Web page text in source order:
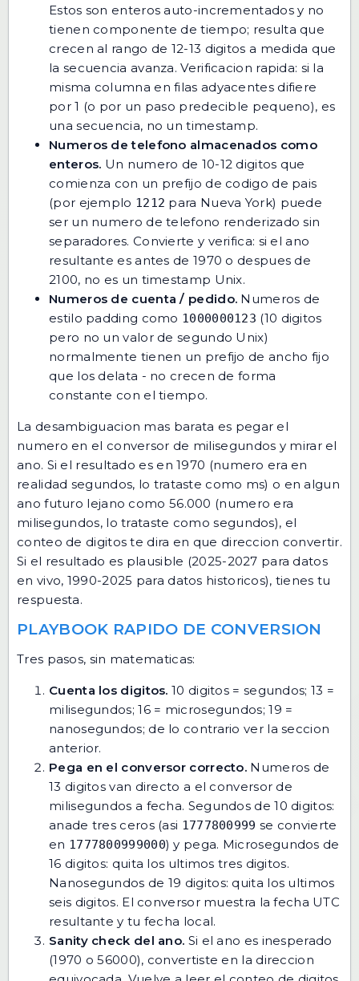
Estos son enteros auto-incrementados y no
tienen componente de tiempo; resulta que
crecen al rango de 12-13 digitos a medida que
la secuencia avanza. Verificacion rapida: si la
misma columna en filas adyacentes difiere
por 1 (o por un paso predecible pequeno), es
una secuencia, no un timestamp.
Numeros de telefono almacenados como
enteros. Un numero de 10-12 digitos que
comienza con un prefijo de codigo de pais
(por ejemplo 1212 para Nueva York) puede
ser un numero de telefono renderizado sin
separadores. Convierte y verifica: si el ano
resultante es antes de 1970 o despues de
2100, no es un timestamp Unix.
Numeros de cuenta / pedido. Numeros de
estilo padding como 1000000123 (10 digitos
pero no un valor de segundo Unix)
normalmente tienen un prefijo de ancho fijo
que los delata - no crecen de forma
constante con el tiempo.
La desambiguacion mas barata es pegar el
numero en el conversor de milisegundos y mirar el
ano. Si el resultado es en 1970 (numero era en
realidad segundos, lo trataste como ms) o en algun
ano futuro lejano como 56.000 (numero era
milisegundos, lo trataste como segundos), el
conteo de digitos te dira en que direccion convertir.
Si el resultado es plausible (2025-2027 para datos
en vivo, 1990-2025 para datos historicos), tienes tu
respuesta.
PLAYBOOK RAPIDO DE CONVERSION
Tres pasos, sin matematicas:
Cuenta los digitos. 10 digitos = segundos; 13 =
milisegundos; 16 = microsegundos; 19 =
nanosegundos; de lo contrario ver la seccion
anterior.
Pega en el conversor correcto. Numeros de
13 digitos van directo a el conversor de
milisegundos a fecha. Segundos de 10 digitos:
anade tres ceros (asi 1777800999 se convierte
en 1777800999000) y pega. Microsegundos de
16 digitos: quita los ultimos tres digitos.
Nanosegundos de 19 digitos: quita los ultimos
seis digitos. El conversor muestra la fecha UTC
resultante y tu fecha local.
Sanity check del ano. Si el ano es inesperado
(1970 o 56000), convertiste en la direccion